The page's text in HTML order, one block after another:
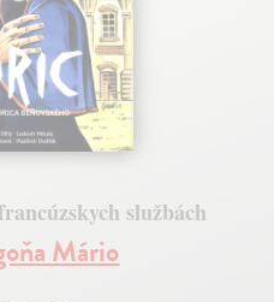
službách
Mário